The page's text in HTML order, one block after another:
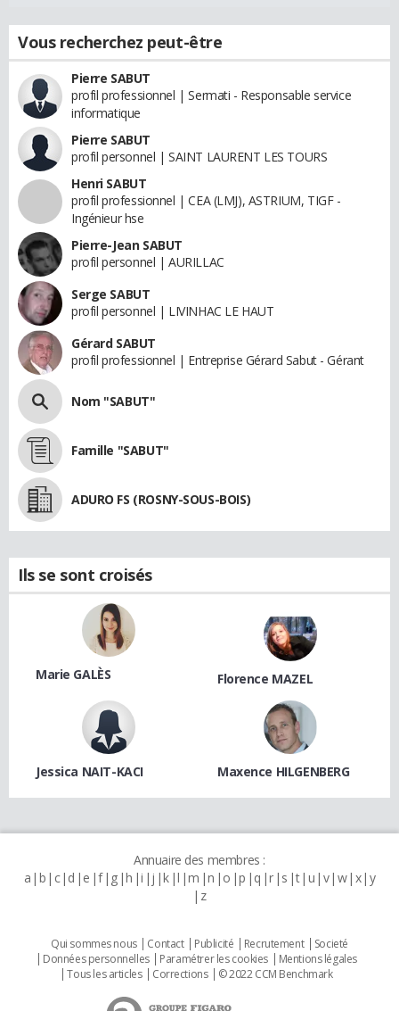
Vous recherchez peut-être
Pierre SABUT
profil professionnel | Sermati - Responsable service
informatique
Pierre SABUT
profil personnel | SAINT LAURENT LES TOURS
Henri SABUT
profil professionnel | CEA (LMJ), ASTRIUM, TIGF -
Ingénieur hse
Pierre-Jean SABUT
profil personnel | AURILLAC
Serge SABUT
profil personnel | LIVINHAC LE HAUT
Gérard SABUT
profil professionnel | Entreprise Gérard Sabut - Gérant
Nom "SABUT"
Famille "SABUT"
ADURO FS (ROSNY-SOUS-BOIS)
Ils se sont croisés
Marie GALÈS Florence MAZEL
Jessica NAIT-KACI Maxence HILGENBERG
Annuaire des membres :
a b c d e f g h i j k l m n o p q r s t u v w x y
z
Qui sommes nous Contact Publicité Recrutement
Societé
Données personnelles
Paramétrer les cookies
Mentions légales
Tous les articles
Corrections © 2022 CCM Benchmark